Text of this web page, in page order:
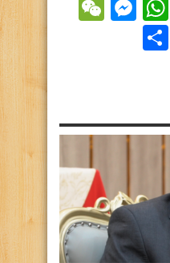
Pinterest
WhatsApp
MySpace